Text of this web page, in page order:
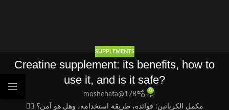
SUPPLEMENTS
Creatine supplement: its benefits, how to
use it, and is it safe?
moshehata@178
0
🏋️‍♂️ مكمل الكرياتين: فوائده، طريقة استخدامه، وهل هو آمن؟